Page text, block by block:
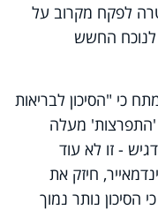
לפקח מקרוב על
לנוכח החשש
כי "הסיכון לבריאות
'התפרצות' מעלה
חשוב להדגיש - זו לא עוד
חיזק את
הסיכון נותר נמוך